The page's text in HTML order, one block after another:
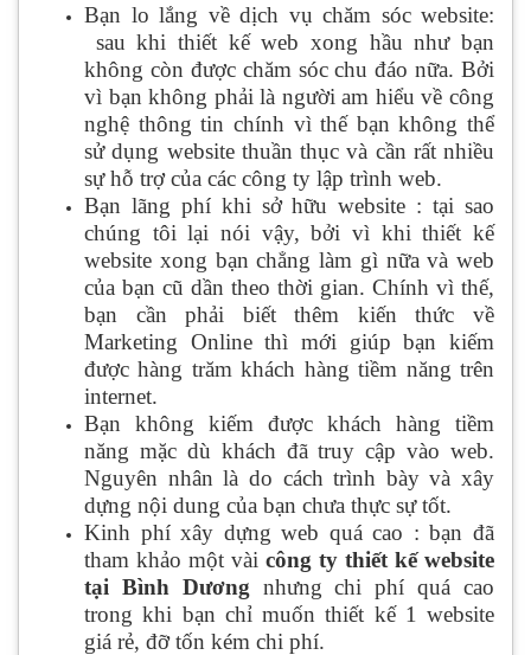
Bạn lo lắng về dịch vụ chăm sóc website:
sau khi thiết kế web xong hầu như bạn
không còn được chăm sóc chu đáo nữa. Bởi
vì bạn không phải là người am hiểu về công
nghệ thông tin chính vì thế bạn không thể
sử dụng website thuần thục và cần rất nhiều
sự hỗ trợ của các công ty lập trình web.
Bạn lãng phí khi sở hữu website : tại sao
chúng tôi lại nói vậy, bởi vì khi thiết kế
website xong bạn chẳng làm gì nữa và web
của bạn cũ dần theo thời gian. Chính vì thế,
bạn cần phải biết thêm kiến thức về
Marketing Online thì mới giúp bạn kiếm
được hàng trăm khách hàng tiềm năng trên
internet.
Bạn không kiếm được khách hàng tiềm
năng mặc dù khách đã truy cập vào web.
Nguyên nhân là do cách trình bày và xây
dựng nội dung của bạn chưa thực sự tốt.
Kinh phí xây dựng web quá cao : bạn đã
tham khảo một vài công ty thiết kế website
tại Bình Dương nhưng chi phí quá cao
trong khi bạn chỉ muốn thiết kế 1 website
giá rẻ, đỡ tốn kém chi phí.